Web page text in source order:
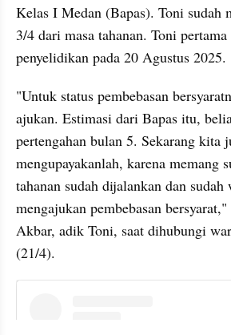
Kelas I Medan (Bapas). Toni sudah
3/4 dari masa tahanan. Toni
penyelidikan pada 20 Agustus 2025.
"Untuk status pembebasan
ajukan. Estimasi dari Bapas itu,
pertengahan bulan 5. Sekarang kita
mengupayakanlah, karena memang
tahanan sudah dijalankan dan sudah
mengajukan pembebasan
Akbar, adik Toni, saat dihubungi
(21/4).